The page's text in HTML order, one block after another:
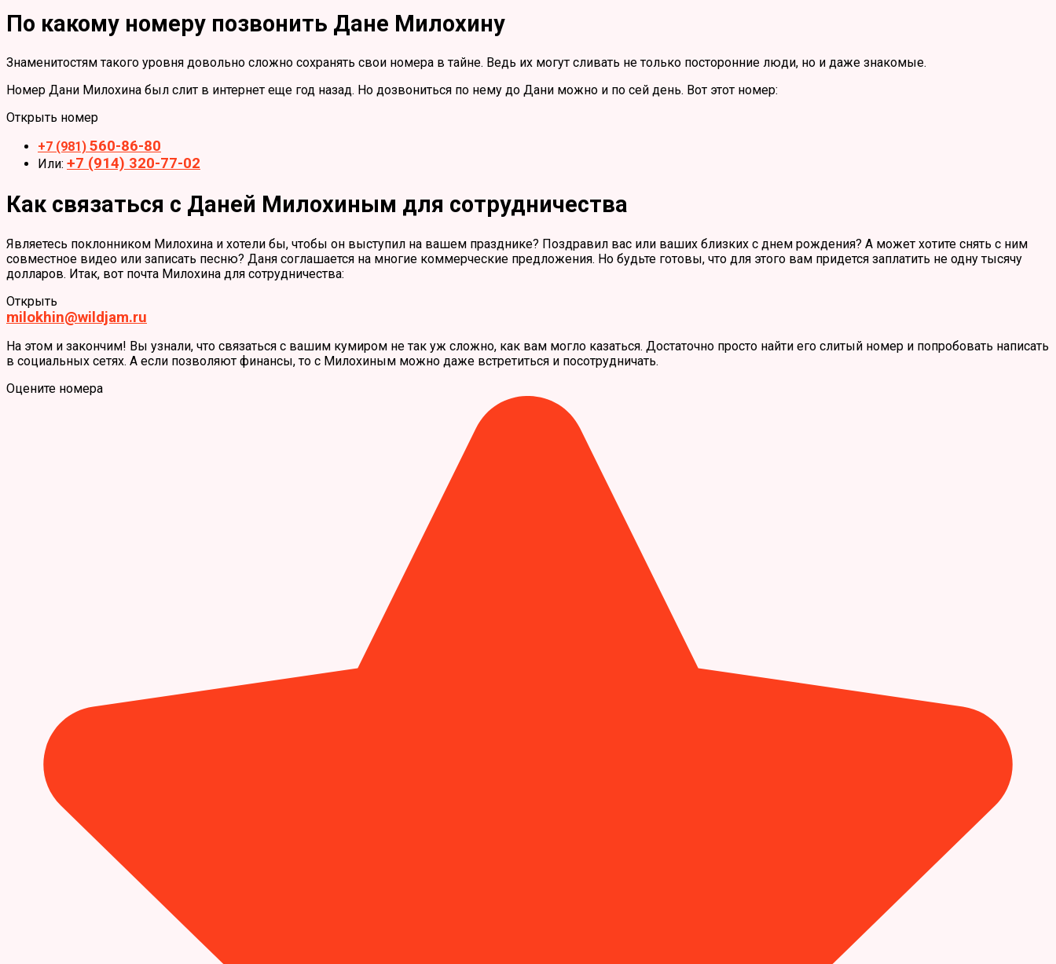
По какому номеру позвонить Дане Милохину
Знаменитостям такого уровня довольно сложно сохранять свои номера в тайне. Ведь их могут сливать не только посторонние люди, но и даже знакомые.
Номер Дани Милохина был слит в интернет еще год назад. Но дозвониться по нему до Дани можно и по сей день. Вот этот номер:
Открыть номер
+7 (981) 560-86-80
Или: +7 (914) 320-77-02
Как связаться с Даней Милохиным для сотрудничества
Являетесь поклонником Милохина и хотели бы, чтобы он выступил на вашем празднике? Поздравил вас или ваших близких с днем рождения? А может хотите снять с ним
совместное видео или записать песню? Даня соглашается на многие коммерческие предложения. Но будьте готовы, что для этого вам придется заплатить не одну тысячу
долларов. Итак, вот почта Милохина для сотрудничества:
Открыть
milokhin@wildjam.ru
На этом и закончим! Вы узнали, что связаться с вашим кумиром не так уж сложно, как вам могло казаться. Достаточно просто найти его слитый номер и попробовать написать
в социальных сетях. А если позволяют финансы, то с Милохиным можно даже встретиться и посотрудничать.
Оцените номера